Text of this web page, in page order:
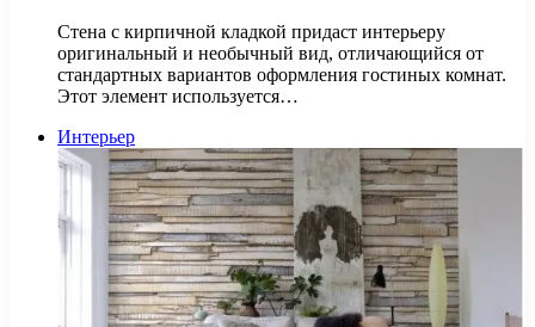
Стена с кирпичной кладкой придаст интерьеру
оригинальный и необычный вид, отличающийся от
стандартных вариантов оформления гостиных комнат.
Этот элемент используется…
Интерьер